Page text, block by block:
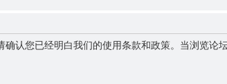
认您已经明白我们的使用条款和政策。当浏览论